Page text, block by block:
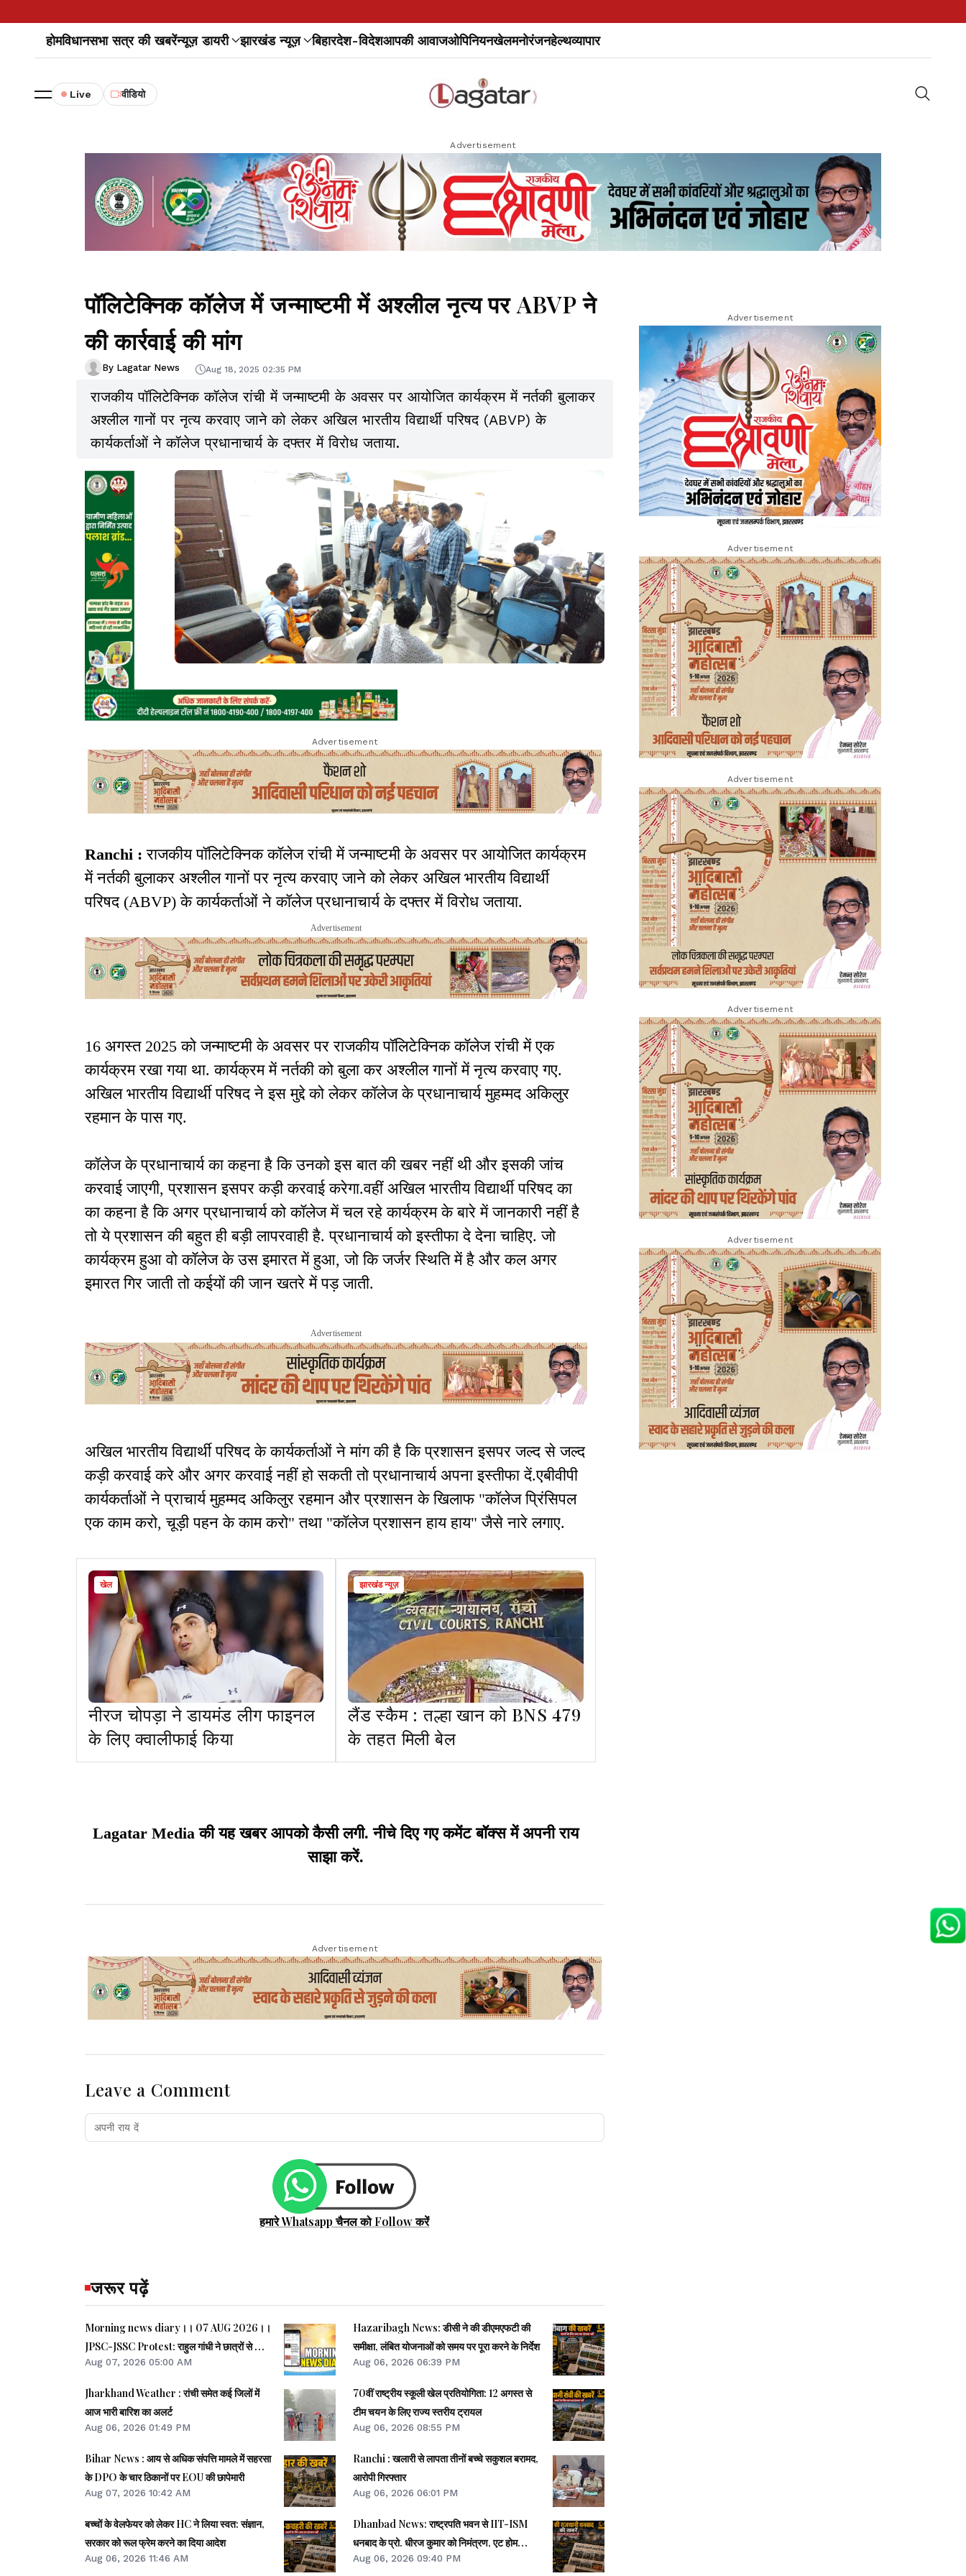
होमविधानसभा सत्र की खबरेंन्यूज़ डायरी झारखंड न्यूज़ बिहारदेश-विदेशआपकी आवाजओपिनियनखेलमनोरंजनहेल्थव्यापार
Live वीडियो
Advertisement
पॉलिटेक्निक कॉलेज में जन्माष्टमी में अश्लील नृत्य पर ABVP ने
की कार्रवाई की मांग
By Lagatar News Aug 18, 2025 02:35 PM
राजकीय पॉलिटेक्निक कॉलेज रांची में जन्माष्टमी के अवसर पर आयोजित कार्यक्रम में नर्तकी बुलाकर
अश्लील गानों पर नृत्य करवाए जाने को लेकर अखिल भारतीय विद्यार्थी परिषद (ABVP) के
कार्यकर्ताओं ने कॉलेज प्रधानाचार्य के दफ्तर में विरोध जताया.
Advertisement
Ranchi : राजकीय पॉलिटेक्निक कॉलेज रांची में जन्माष्टमी के अवसर पर आयोजित कार्यक्रम
में नर्तकी बुलाकर अश्लील गानों पर नृत्य करवाए जाने को लेकर अखिल भारतीय विद्यार्थी
परिषद (ABVP) के कार्यकर्ताओं ने कॉलेज प्रधानाचार्य के दफ्तर में विरोध जताया.
Advertisement
16 अगस्त 2025 को जन्माष्टमी के अवसर पर राजकीय पॉलिटेक्निक कॉलेज रांची में एक
कार्यक्रम रखा गया था. कार्यक्रम में नर्तकी को बुला कर अश्लील गानों में नृत्य करवाए गए.
अखिल भारतीय विद्यार्थी परिषद ने इस मुद्दे को लेकर कॉलेज के प्रधानाचार्य मुहम्मद अकिलुर
रहमान के पास गए.
कॉलेज के प्रधानाचार्य का कहना है कि उनको इस बात की खबर नहीं थी और इसकी जांच
करवाई जाएगी, प्रशासन इसपर कड़ी करवाई करेगा.वहीं अखिल भारतीय विद्यार्थी परिषद का
का कहना है कि अगर प्रधानाचार्य को कॉलेज में चल रहे कार्यक्रम के बारे में जानकारी नहीं है
तो ये प्रशासन की बहुत ही बड़ी लापरवाही है. प्रधानाचार्य को इस्तीफा दे देना चाहिए. जो
कार्यक्रम हुआ वो कॉलेज के उस इमारत में हुआ, जो कि जर्जर स्थिति में है और कल अगर
इमारत गिर जाती तो कईयों की जान खतरे में पड़ जाती.
Advertisement
अखिल भारतीय विद्यार्थी परिषद के कार्यकर्ताओं ने मांग की है कि प्रशासन इसपर जल्द से जल्द
कड़ी करवाई करे और अगर करवाई नहीं हो सकती तो प्रधानाचार्य अपना इस्तीफा दें.एबीवीपी
कार्यकर्ताओं ने प्राचार्य मुहम्मद अकिलुर रहमान और प्रशासन के खिलाफ "कॉलेज प्रिंसिपल
एक काम करो, चूड़ी पहन के काम करो" तथा "कॉलेज प्रशासन हाय हाय" जैसे नारे लगाए.
खेल
नीरज चोपड़ा ने डायमंड लीग फाइनल
के लिए क्वालीफाई किया
झारखंड न्यूज़
लैंड स्कैम : तल्हा खान को BNS 479
के तहत मिली बेल
Lagatar Media की यह खबर आपको कैसी लगी. नीचे दिए गए कमेंट बॉक्स में अपनी राय
साझा करें.
Advertisement
Leave a Comment
हमारे Whatsapp चैनल को Follow करें
जरूर पढ़ें
Morning news diary।। 07 AUG 2026।।
JPSC-JSSC Protest: राहुल गांधी ने छात्रों से फोन
पर की बात।। JPSC-JSSC आंदोलन: छात्र
CEO से पूछा- विनय चौबे को कितने पैसे दिए।। समेत
कई खबरें व वीडियो.
Aug 07, 2026 05:00 AM
Jharkhand Weather : रांची समेत कई जिलों में
आज भारी बारिश का अलर्ट
Aug 06, 2026 01:49 PM
Bihar News : आय से अधिक संपत्ति मामले में सहरसा
के DPO के चार ठिकानों पर EOU की छापेमारी
Aug 07, 2026 10:42 AM
बच्चों के वेलफेयर को लेकर HC ने लिया स्वत: संज्ञान,
सरकार को रूल फ्रेम करने का दिया आदेश
Aug 06, 2026 11:46 AM
Hazaribagh News: डीसी ने की डीएमएफटी की
समीक्षा, लंबित योजनाओं को समय पर पूरा करने के निर्देश
Aug 06, 2026 06:39 PM
70वीं राष्ट्रीय स्कूली खेल प्रतियोगिता: 12 अगस्त से
टीम चयन के लिए राज्य स्तरीय ट्रायल
Aug 06, 2026 08:55 PM
Ranchi : खलारी से लापता तीनों बच्चे सकुशल बरामद,
आरोपी गिरफ्तार
Aug 06, 2026 06:01 PM
Dhanbad News: राष्ट्रपति भवन से IIT-ISM
धनबाद के प्रो. धीरज कुमार को निमंत्रण, एट होम
समारोह होंगे शामिल
Aug 06, 2026 09:40 PM
Advertisement
Advertisement
Advertisement
Advertisement
Advertisement